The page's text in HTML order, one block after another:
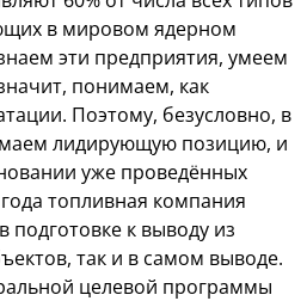
в мировом ядерном
эти предприятия, умеем
понимаем, как
Поэтому, безусловно, в
лидирующую позицию, и
уже проведённых
топливная компания
подготовке к выводу из
так и в самом выводе.
целевой программы